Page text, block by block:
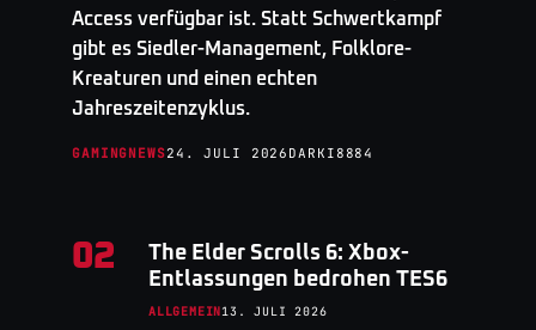
Access verfügbar ist. Statt Schwertkampf
gibt es Siedler-Management, Folklore-
Kreaturen und einen echten
Jahreszeitenzyklus.
GAMINGNEWS24. JULI 2026 DARKI8884
02
The Elder Scrolls 6: Xbox-
Entlassungen bedrohen TES6
ALLGEMEIN13. JULI 2026